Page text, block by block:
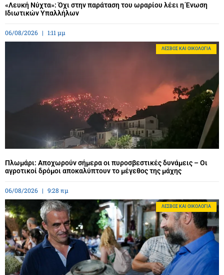
«Λευκή Νύχτα»: Όχι στην παράταση του ωραρίου λέει η Ένωση
Ιδιωτικών Υπαλλήλων
06/08/2026 1:11 μμ
ΛΈΣΒΟΣ ΚΑΙ ΟΙΚΟΛΟΓΊΑ
Πλωμάρι: Αποχωρούν σήμερα οι πυροσβεστικές δυνάμεις – Οι
αγροτικοί δρόμοι αποκαλύπτουν το μέγεθος της μάχης
06/08/2026 9:28 πμ
ΛΈΣΒΟΣ ΚΑΙ ΟΙΚΟΛΟΓΊΑ